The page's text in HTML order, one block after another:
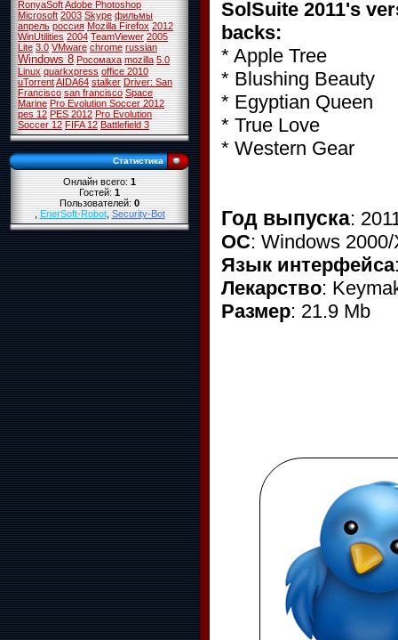
RonyaSoftAdobe Photoshop
Microsoft 2003 Skype фильмы
апрель россия Mozilla Firefox 2012
WinUtilities 2004 TeamViewer 2005
Lite 3.0 VMware chrome russian
Windows 8 Росомаха mozilla 5.0
Linux quarkxpress office 2010
uTorrentAIDA64 stalker Driver: San
Francisco san francisco Space
Marine Pro Evolution Soccer 2012
pes 12 PES 2012 Pro Evolution
Soccer 12 FIFA 12 Battlefield 3
Статистика
Онлайн всего:1
Гостей:1
Пользователей:0
,EnerSoft-Robot,Security-Bot
SolSuite 2011's
backs:
* Apple Tree
* Blushing Beauty
* Egyptian Queen
* True Love
* Western Gear
Год выпуска:
ОС: Windows
Язык интерфейса
Лекарство:
Размер: 21.9 Mb